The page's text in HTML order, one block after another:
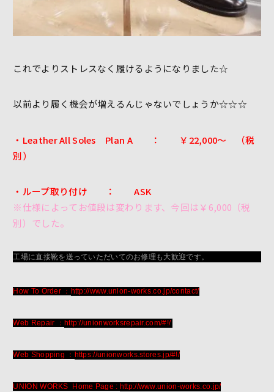
これでよりストレスなく履けるようになりました☆
以前より履く機会が増えるんじゃないでしょうか☆☆☆
・Leather All Soles Plan A ： ￥22,000～ （税
別）
・ループ取り付け ： ASK
※仕様によってお値段は変わります、今回は￥6,000（税
別）でした。
工場に直接靴を送っていただいてのお修理も大歓迎です。
How To Order ： http://www.union-works.co.jp/contact/
Web Repair ： http://unionworksrepair.com/#!/
Web Shopping ： https://unionworks.stores.jp/#!/
UNION WORKS Home Page : http://www.union-works.co.jp/